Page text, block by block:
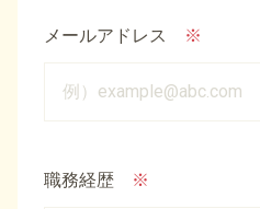
メールアドレス ※
職務経歴 ※